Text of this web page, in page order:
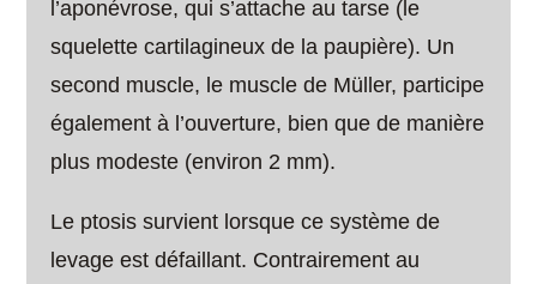
l’aponévrose, qui s’attache au tarse (le
squelette cartilagineux de la paupière). Un
second muscle, le muscle de Müller, participe
également à l’ouverture, bien que de manière
plus modeste (environ 2 mm).
Le ptosis survient lorsque ce système de
levage est défaillant. Contrairement au